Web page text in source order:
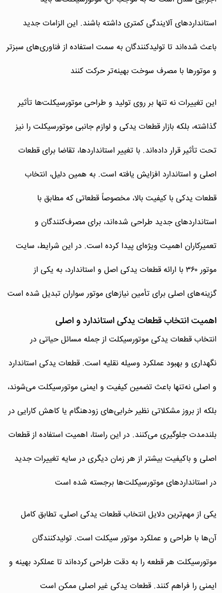
استانداردهای آلایندگی کمتری داشته باشند. این الزامات جدید
باعث شده‌اند تا تولیدکنندگان به سمت استفاده از فناوری‌های سبزتر
و موتورها با مصرف سوخت بهینه‌تر حرکت کنند
این تغییرات نه تنها بر روی تولید و طراحی موتورسیکلت‌ها تأثیر
گذاشته، بلکه بازار قطعات یدکی و لوازم جانبی موتورسیکلت را نیز
تحت تأثیر قرار داده‌اند. با تغییر استانداردها، تقاضا برای قطعات
اصلی و استاندارد افزایش یافته است. به همین دلیل، انتخاب
قطعات یدکی با کیفیت بالا، مخصوصاً قطعاتی که مطابق با
استانداردهای جدید طراحی شده‌اند، برای مصرف‌کنندگان و
تعمیرکاران اهمیت ویژه‌ای پیدا کرده است. در این شرایط، سایت
موتور ۳۶۰ با ارائه قطعات یدکی اصل و استاندارد، به یکی از
گزینه‌های اصلی برای تأمین نیازهای موتور سواران تبدیل شده است
اهمیت انتخاب قطعات یدکی استاندارد و اصلی
انتخاب قطعات یدکی موتورسیکلت از جمله مسائل حیاتی در
نگهداری و بهبود عملکرد وسیله نقلیه است. قطعات یدکی استاندارد
و اصلی نه‌تنها باعث تضمین کیفیت و ایمنی موتورسیکلت می‌شوند،
بلکه از بروز مشکلاتی نظیر خرابی‌های زودهنگام یا کاهش کارایی در
بلندمدت جلوگیری می‌کنند. در این راستا، اهمیت استفاده از قطعات
اصلی و باکیفیت بیشتر از هر زمان دیگری در سایه تغییرات جدید
در استانداردهای موتورسیکلت‌ها برجسته شده است
یکی از مهم‌ترین دلایل انتخاب قطعات یدکی اصلی، تطابق کامل
آن‌ها با طراحی و عملکرد موتور سیکلت است. تولیدکنندگان
موتورسیکلت هر قطعه را به دقت طراحی کرده‌اند تا عملکرد بهینه و
ایمنی را فراهم کنند. قطعات یدکی غیر اصلی ممکن است